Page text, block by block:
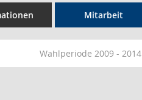
Mitarbeit
Wahlperiode 2009 - 2014